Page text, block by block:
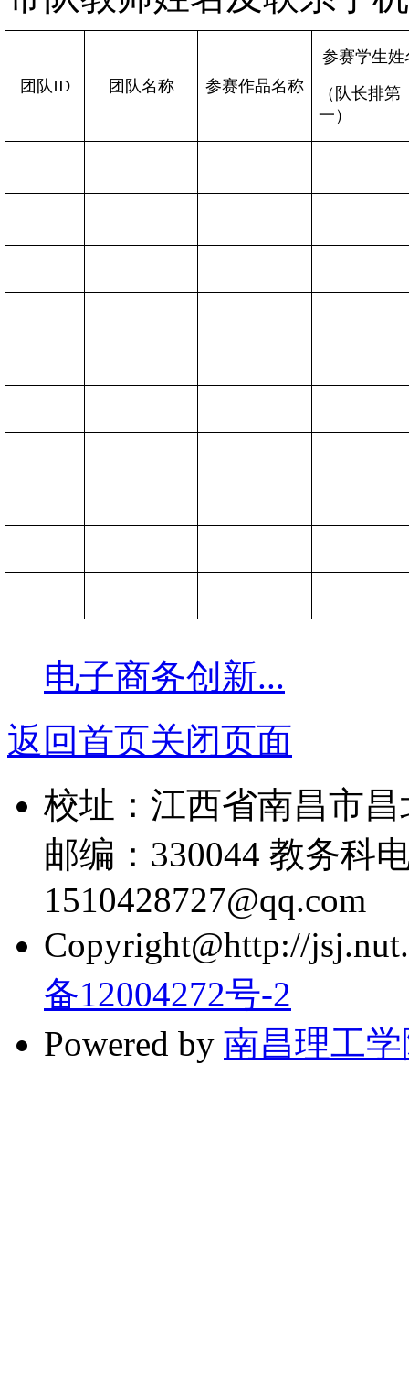
团队ID 团队名称 参赛作品名称
参赛学生姓
（队长排第
一）
电子商务创新...
返回首页关闭页面
校址：江西省南昌市
邮编：330044 教务科
1510428727@qq.com
Copyright@http://
备12004272号-2
Powered by 南昌理工